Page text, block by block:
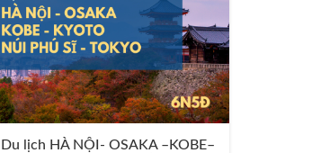
Du lịch HÀ NỘI- OSAKA –KOBE–